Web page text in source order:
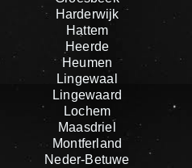
Harderwijk
Hattem
Heerde
Heumen
Lingewaal
Lingewaard
Lochem
Maasdriel
Montferland
Neder-Betuwe